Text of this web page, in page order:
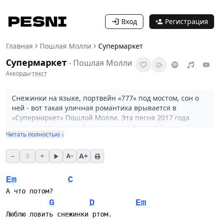
Вход Регистрация
Главная Пошлая Молли Супермаркет
Супермаркет- Пошлая Молли
Аккорды·текст
Снежинки на языке, портвейн «777» под мостом, сон о
ней - вот такая уличная романтика врывается в
«Супермаркет» Пошлой Молли. Эта песня 2017 года
сразу зацепила своей честностью: Кирилл Бледный,
фронтмен и автор всего, что группа поёт, выплеснул
воспоминания о родном Змиеве, где супермаркет АТБ -
чуть ли не главная достопримечательность. Но за этой
потребления, где хочется «срочно супермаркет», чтобы
забыть о реальности, полной дешёвого вина и спанья
на асфальте.
Запомнилась «Супермаркет» своей простотой и
Читать полностью ↓
− 0 + A− A+
Em C
А что потом?
G D Em
Люблю ловить снежинки ртом.